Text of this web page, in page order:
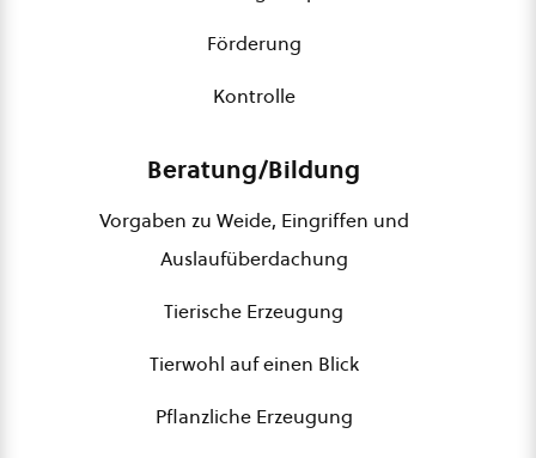
Förderung
Kontrolle
Beratung/Bildung
Vorgaben zu Weide, Eingriffen und
Auslaufüberdachung
Tierische Erzeugung
Tierwohl auf einen Blick
Pflanzliche Erzeugung